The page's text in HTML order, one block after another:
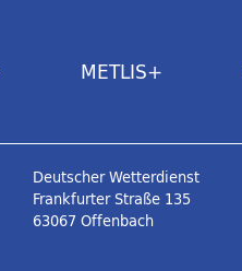
METLIS+
Deutscher Wetterdienst
Frankfurter Straße 135
63067 Offenbach